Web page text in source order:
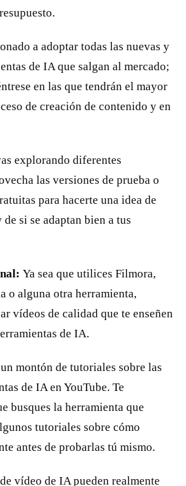
a adoptar todas las nuevas y
de IA que salgan al mercado;
en las que tendrán el mayor
de creación de contenido y en
explorando diferentes
las versiones de prueba o
para hacerte una idea de
si se adaptan bien a tus
Ya sea que utilices Filmora,
o alguna otra herramienta,
vídeos de calidad que te enseñen
de IA.
montón de tutoriales sobre las
de IA en YouTube. Te
busques la herramienta que
tutoriales sobre cómo
antes de probarlas tú mismo.
vídeo de IA pueden realmente